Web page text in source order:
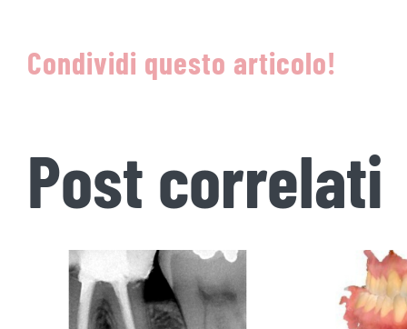
Condividi questo articolo!
Post correlati